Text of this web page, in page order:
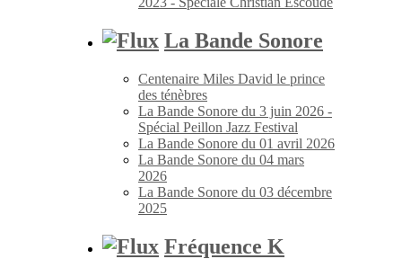
La Bande Sonore
Centenaire Miles David le prince
des ténèbres
La Bande Sonore du 3 juin 2026 -
Spécial Peillon Jazz Festival
La Bande Sonore du 01 avril 2026
La Bande Sonore du 04 mars
2026
La Bande Sonore du 03 décembre
2025
Fréquence K